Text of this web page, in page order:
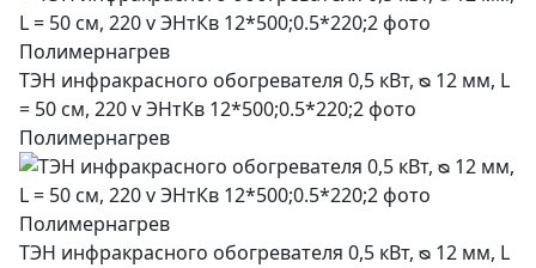
ТЭН инфракрасного обогревателя 0,5 кВт, ᴓ 12 мм, L
= 50 см, 220 v ЭНтКв 12*500;0.5*220;2 фото
Полимернагрев
ТЭН инфракрасного обогревателя 0,5 кВт, ᴓ 12 мм, L